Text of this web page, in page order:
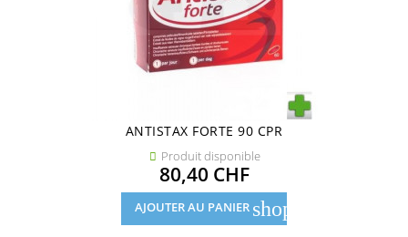
ANTISTAX FORTE 90 CPR
 Produit disponible
Prix
80,40 CHF
AJOUTER AU PANIER shopping_cart